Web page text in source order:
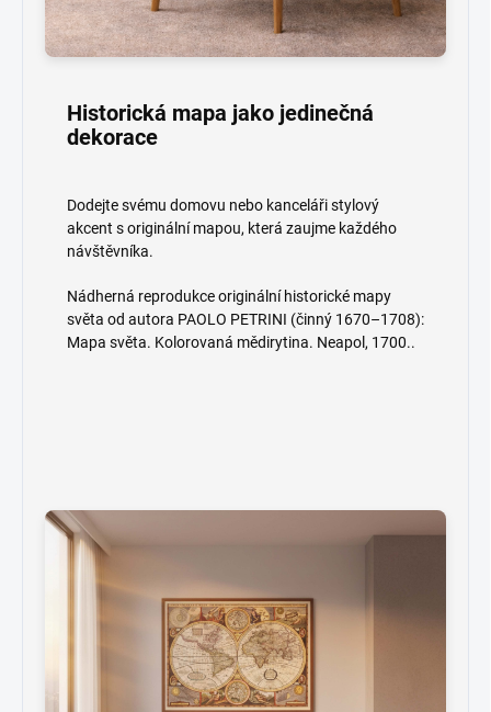
Historická mapa jako jedinečná
dekorace
Dodejte svému domovu nebo kanceláři stylový
akcent s originální mapou, která zaujme každého
návštěvníka.
Nádherná reprodukce originální historické mapy
světa od autora PAOLO PETRINI (činný 1670–1708):
Mapa světa. Kolorovaná mědirytina. Neapol, 1700..